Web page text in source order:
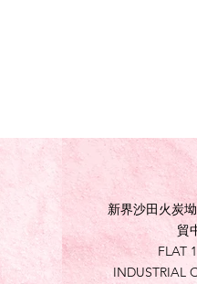
新界沙田火炭
貿
FLAT
INDUSTRIAL